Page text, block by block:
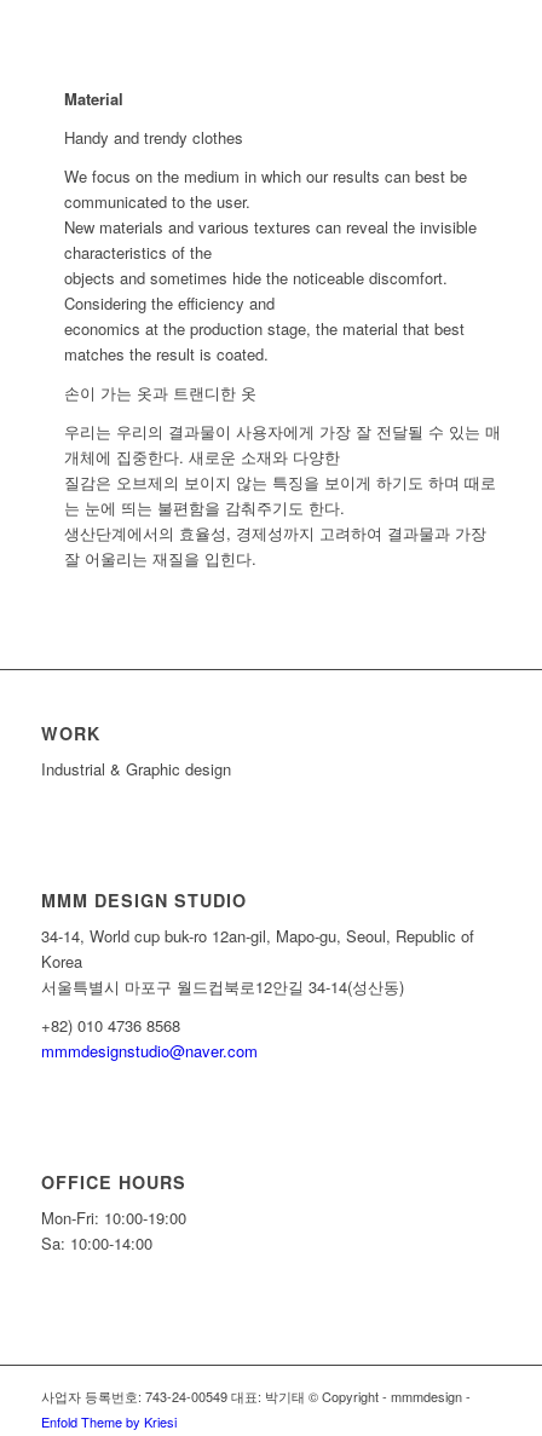
Material
Handy and trendy clothes
We focus on the medium in which our results can best be
communicated to the user.
New materials and various textures can reveal the invisible
characteristics of the
objects and sometimes hide the noticeable discomfort.
Considering the efficiency and
economics at the production stage, the material that best
matches the result is coated.
손이 가는 옷과 트랜디한 옷
우리는 우리의 결과물이 사용자에게 가장 잘 전달될 수 있는 매
개체에 집중한다. 새로운 소재와 다양한
질감은 오브제의 보이지 않는 특징을 보이게 하기도 하며 때로
는 눈에 띄는 불편함을 감춰주기도 한다.
생산단계에서의 효율성, 경제성까지 고려하여 결과물과 가장
잘 어울리는 재질을 입힌다.
WORK
Industrial & Graphic design
MMM DESIGN STUDIO
34-14, World cup buk-ro 12an-gil, Mapo-gu, Seoul, Republic of
Korea
서울특별시 마포구 월드컵북로12안길 34-14(성산동)
+82) 010 4736 8568
mmmdesignstudio@naver.com
OFFICE HOURS
Mon-Fri: 10:00-19:00
Sa: 10:00-14:00
사업자 등록번호: 743-24-00549 대표: 박기태 © Copyright - mmmdesign -
Enfold Theme by Kriesi